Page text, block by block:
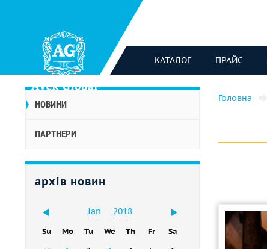
КАТАЛОГ ПРАЙС
НОВИНИ
ПАРТНЕРИ
архів новин
Jan 2018
Su Mo Tu We Th Fr
Sa
Головна